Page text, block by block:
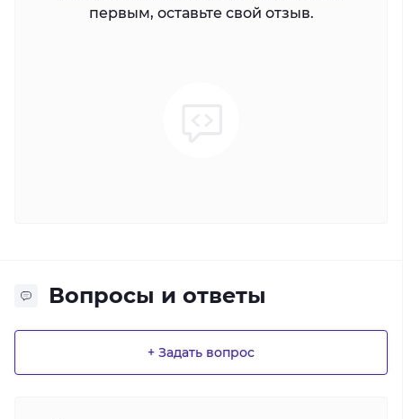
первым, оставьте свой отзыв.
Вопросы и ответы
+ Задать вопрос